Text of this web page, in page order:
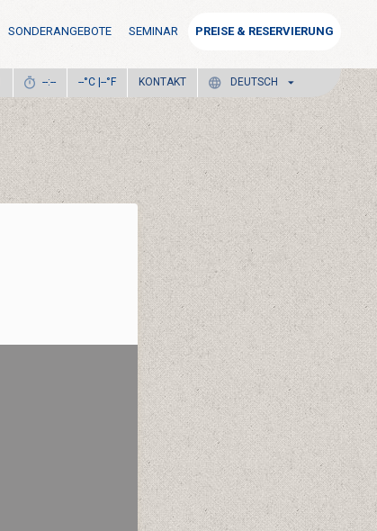
SONDERANGEBOTE SEMINAR PREISE & RESERVIERUNG
--:-- --°C | --°F KONTAKT DEUTSCH